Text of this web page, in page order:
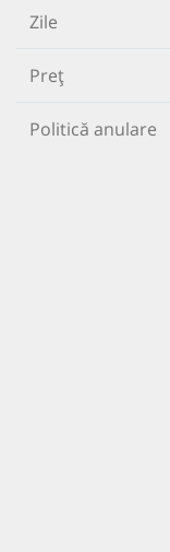
Zile
Preț
Politică anulare